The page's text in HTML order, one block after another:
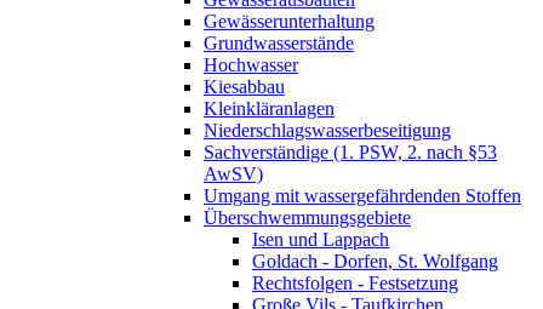
Gewässerunterhaltung
Grundwasserstände
Hochwasser
Kiesabbau
Kleinkläranlagen
Niederschlagswasserbeseitigung
Sachverständige (1. PSW, 2. nach §53
AwSV)
Umgang mit wassergefährdenden Stoffen
Überschwemmungsgebiete
Isen und Lappach
Goldach - Dorfen, St. Wolfgang
Rechtsfolgen - Festsetzung
Große Vils - Taufkirchen